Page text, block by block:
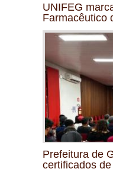
UNIFEG
Farmacêutico
Prefeitura de
certificados